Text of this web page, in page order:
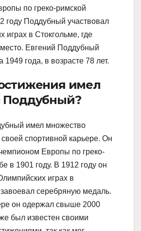
по греко-римской
году Поддубный участвовал
играх в Стокгольме, где
Евгений Поддубный
1949 года, в возрасте 78 лет.
имел
Поддубный?
имел множество
спортивной карьере. Он
Европы по греко-
в 1901 году. В 1912 году он
играх в
серебряную медаль.
он одержал свыше 2000
был известен своими